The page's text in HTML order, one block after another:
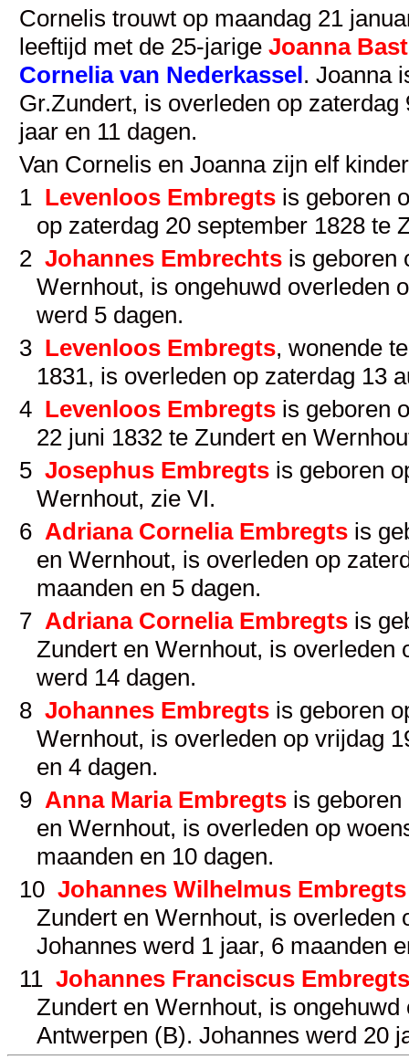
Cornelis trouwt op maandag 21
leeftijd met de 25-jarige Joanna
Cornelia van Nederkassel. Joanna
Gr.Zundert, is overleden op
jaar en 11 dagen.
Van Cornelis en Joanna zijn elf
1 Levenloos Embregtsis geboren
op zaterdag 20 september 1828 te
2 Johannes Embrechtsis geboren
Wernhout, is ongehuwd overleden
werd 5 dagen.
3 Levenloos Embregts, wonende
1831, is overleden op zaterdag 13
4 Levenloos Embregtsis geboren
22 juni 1832 te Zundert en
5 Josephus Embregtsis geboren
Wernhout, zie VI.
6 Adriana Cornelia Embregtsis
en Wernhout, is overleden op
maanden en 5 dagen.
7 Adriana Cornelia Embregtsis
Zundert en Wernhout, is overleden
werd 14 dagen.
8 Johannes Embregtsis geboren
Wernhout, is overleden op vrijdag
en 4 dagen.
9 Anna Maria Embregtsis geboren
en Wernhout, is overleden op
maanden en 10 dagen.
10 Johannes Wilhelmus Embregts
Zundert en Wernhout, is overleden
Johannes werd 1 jaar, 6 maanden
11 Johannes Franciscus Embregts
Zundert en Wernhout, is
Antwerpen (B). Johannes werd 20